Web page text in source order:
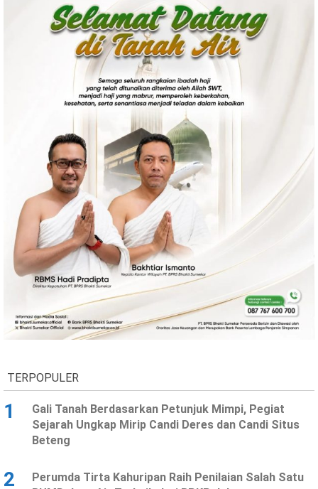
TERPOPULER
1
Gali Tanah Berdasarkan Petunjuk Mimpi, Pegiat
Sejarah Ungkap Mirip Candi Deres dan Candi Situs
Beteng
2
Perumda Tirta Kahuripan Raih Penilaian Salah Satu